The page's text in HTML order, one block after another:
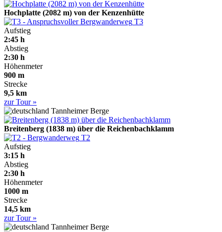
Hochplatte (2082 m) von der Kenzenhütte
T3
Aufstieg
2:45 h
Abstieg
2:30 h
Höhenmeter
900 m
Strecke
9,5 km
zur Tour »
Tannheimer Berge
Breitenberg (1838 m) über die Reichenbachklamm
T2
Aufstieg
3:15 h
Abstieg
2:30 h
Höhenmeter
1000 m
Strecke
14,5 km
zur Tour »
Tannheimer Berge